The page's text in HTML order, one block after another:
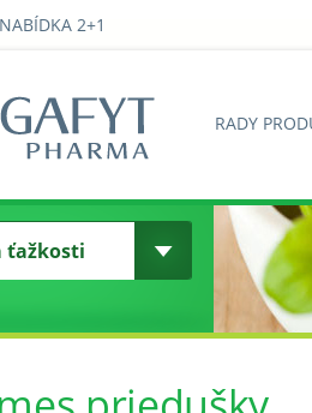
NABÍDKA 2+1
RADY
ťažkosti